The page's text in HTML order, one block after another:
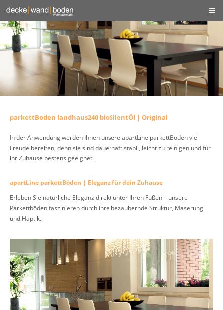
parkettBoden landhaus240 bioSilentÖl | Original
In der Anwendung werden Ihnen unsere apartLine parkettBöden viel
Freude bereiten, denn sie sind dauerhaft stabil, leicht zu reinigen und für
ihr Zuhause bestens geeignet.
apartLine parkettBöden | Eleganz für dein Zuhause
Erleben Sie natürliche Eleganz direkt unter Ihren Füßen – unsere
Parkettböden faszinieren durch ihre bezaubernde Struktur, Maserung
und Haptik.